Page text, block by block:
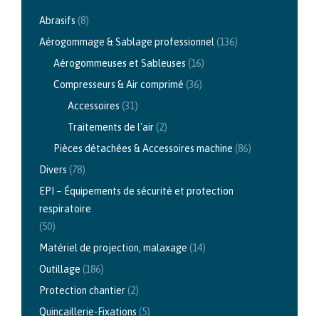
Abrasifs (8)
Aérogommage & Sablage professionnel (136)
Aérogommeuses et Sableuses (16)
Compresseurs & Air comprimé (36)
Accessoires (31)
Traitements de l'air(2)
Pièces détachées & Accessoires machine (86)
Divers (78)
EPI – Équipements de sécurité et protection
respiratoire
(50)
Matériel de projection, malaxage (14)
Outillage (186)
Protection chantier(2)
Quincaillerie-Fixations (5)